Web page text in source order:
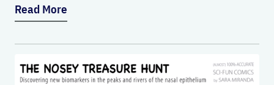
Read More